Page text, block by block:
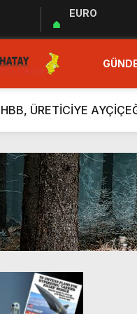
EURO
MUHTARLAR
“Özgür ve ilkeli basın
Uluslararası Gazeteciler
HBB, ÜRETİCİYE
Güç Birliği” İlan Edildi!
Üretim, İstihdam ve
ARSUZ İLÇE SAĞLIK
Taziye Evi Projesi
“Lezzetin ve Kültürün
Hatay Depki Halk
“Özgür ve ilkeli basın